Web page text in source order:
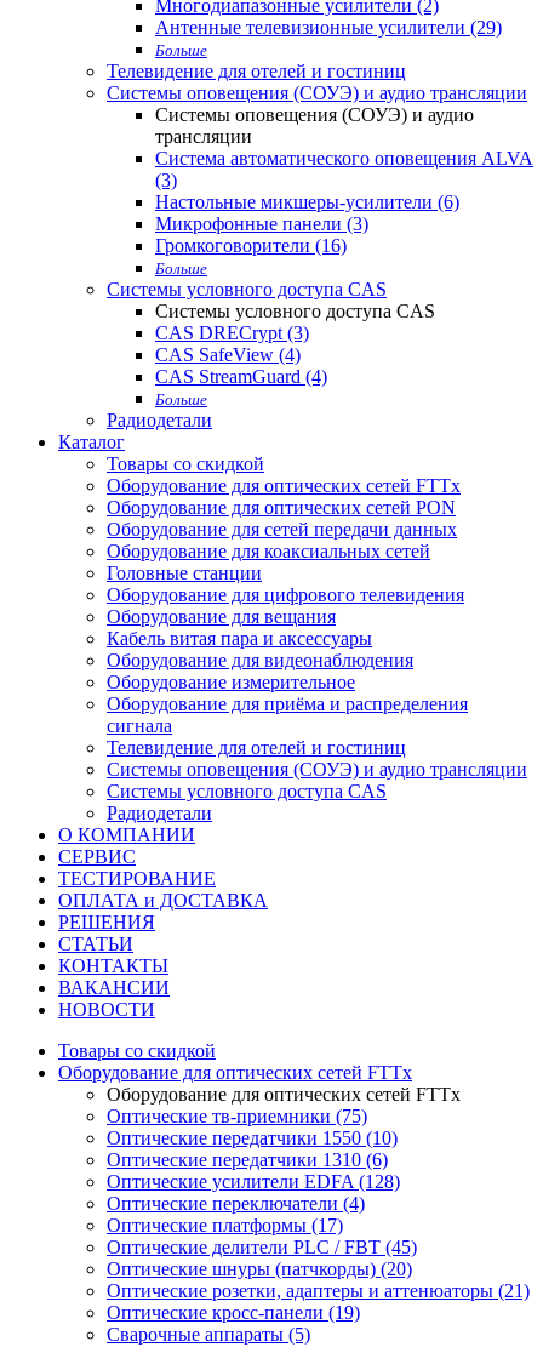
Многодиапазонные усилители (2)
Антенные телевизионные усилители (29)
Больше
Телевидение для отелей и гостиниц
Системы оповещения (СОУЭ) и аудио трансляции
Системы оповещения (СОУЭ) и аудио
трансляции
Система автоматического оповещения ALVA
(3)
Настольные микшеры-усилители (6)
Микрофонные панели (3)
Громкоговорители (16)
Больше
Системы условного доступа CAS
Системы условного доступа CAS
CAS DRECrypt (3)
CAS SafeView (4)
CAS StreamGuard (4)
Больше
Радиодетали
Каталог
Товары со скидкой
Оборудование для оптических сетей FTTx
Оборудование для оптических сетей PON
Оборудование для сетей передачи данных
Оборудование для коаксиальных сетей
Головные станции
Оборудование для цифрового телевидения
Оборудование для вещания
Кабель витая пара и аксессуары
Оборудование для видеонаблюдения
Оборудование измерительное
Оборудование для приёма и распределения
сигнала
Телевидение для отелей и гостиниц
Системы оповещения (СОУЭ) и аудио трансляции
Системы условного доступа CAS
Радиодетали
О КОМПАНИИ
СЕРВИС
ТЕСТИРОВАНИЕ
ОПЛАТА и ДОСТАВКА
РЕШЕНИЯ
СТАТЬИ
КОНТАКТЫ
ВАКАНСИИ
НОВОСТИ
Товары со скидкой
Оборудование для оптических сетей FTTx
Оборудование для оптических сетей FTTx
Оптические тв-приемники (75)
Оптические передатчики 1550 (10)
Оптические передатчики 1310 (6)
Оптические усилители EDFA (128)
Оптические переключатели (4)
Оптические платформы (17)
Оптические делители PLC / FBT (45)
Оптические шнуры (патчкорды) (20)
Оптические розетки, адаптеры и аттенюаторы (21)
Оптические кросс-панели (19)
Сварочные аппараты (5)